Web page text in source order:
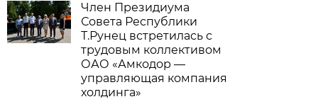
Член Президиума
Совета Республики
Т.Рунец встретилась с
трудовым коллективом
ОАО «Амкодор —
управляющая компания
холдинга»